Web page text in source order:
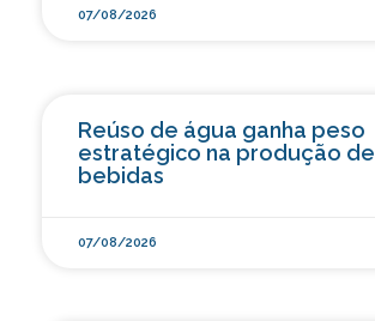
07/08/2026
Reúso de água ganha peso
estratégico na produção de
bebidas
07/08/2026